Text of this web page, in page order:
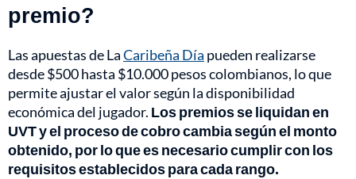
premio?
Las apuestas de LaCaribeña Día pueden realizarse
desde $500 hasta $10.000 pesos colombianos, lo que
permite ajustar el valor según la disponibilidad
económica del jugador. Los premios se liquidan en
UVT y el proceso de cobro cambia según el monto
obtenido, por lo que es necesario cumplir con los
requisitos establecidos para cada rango.